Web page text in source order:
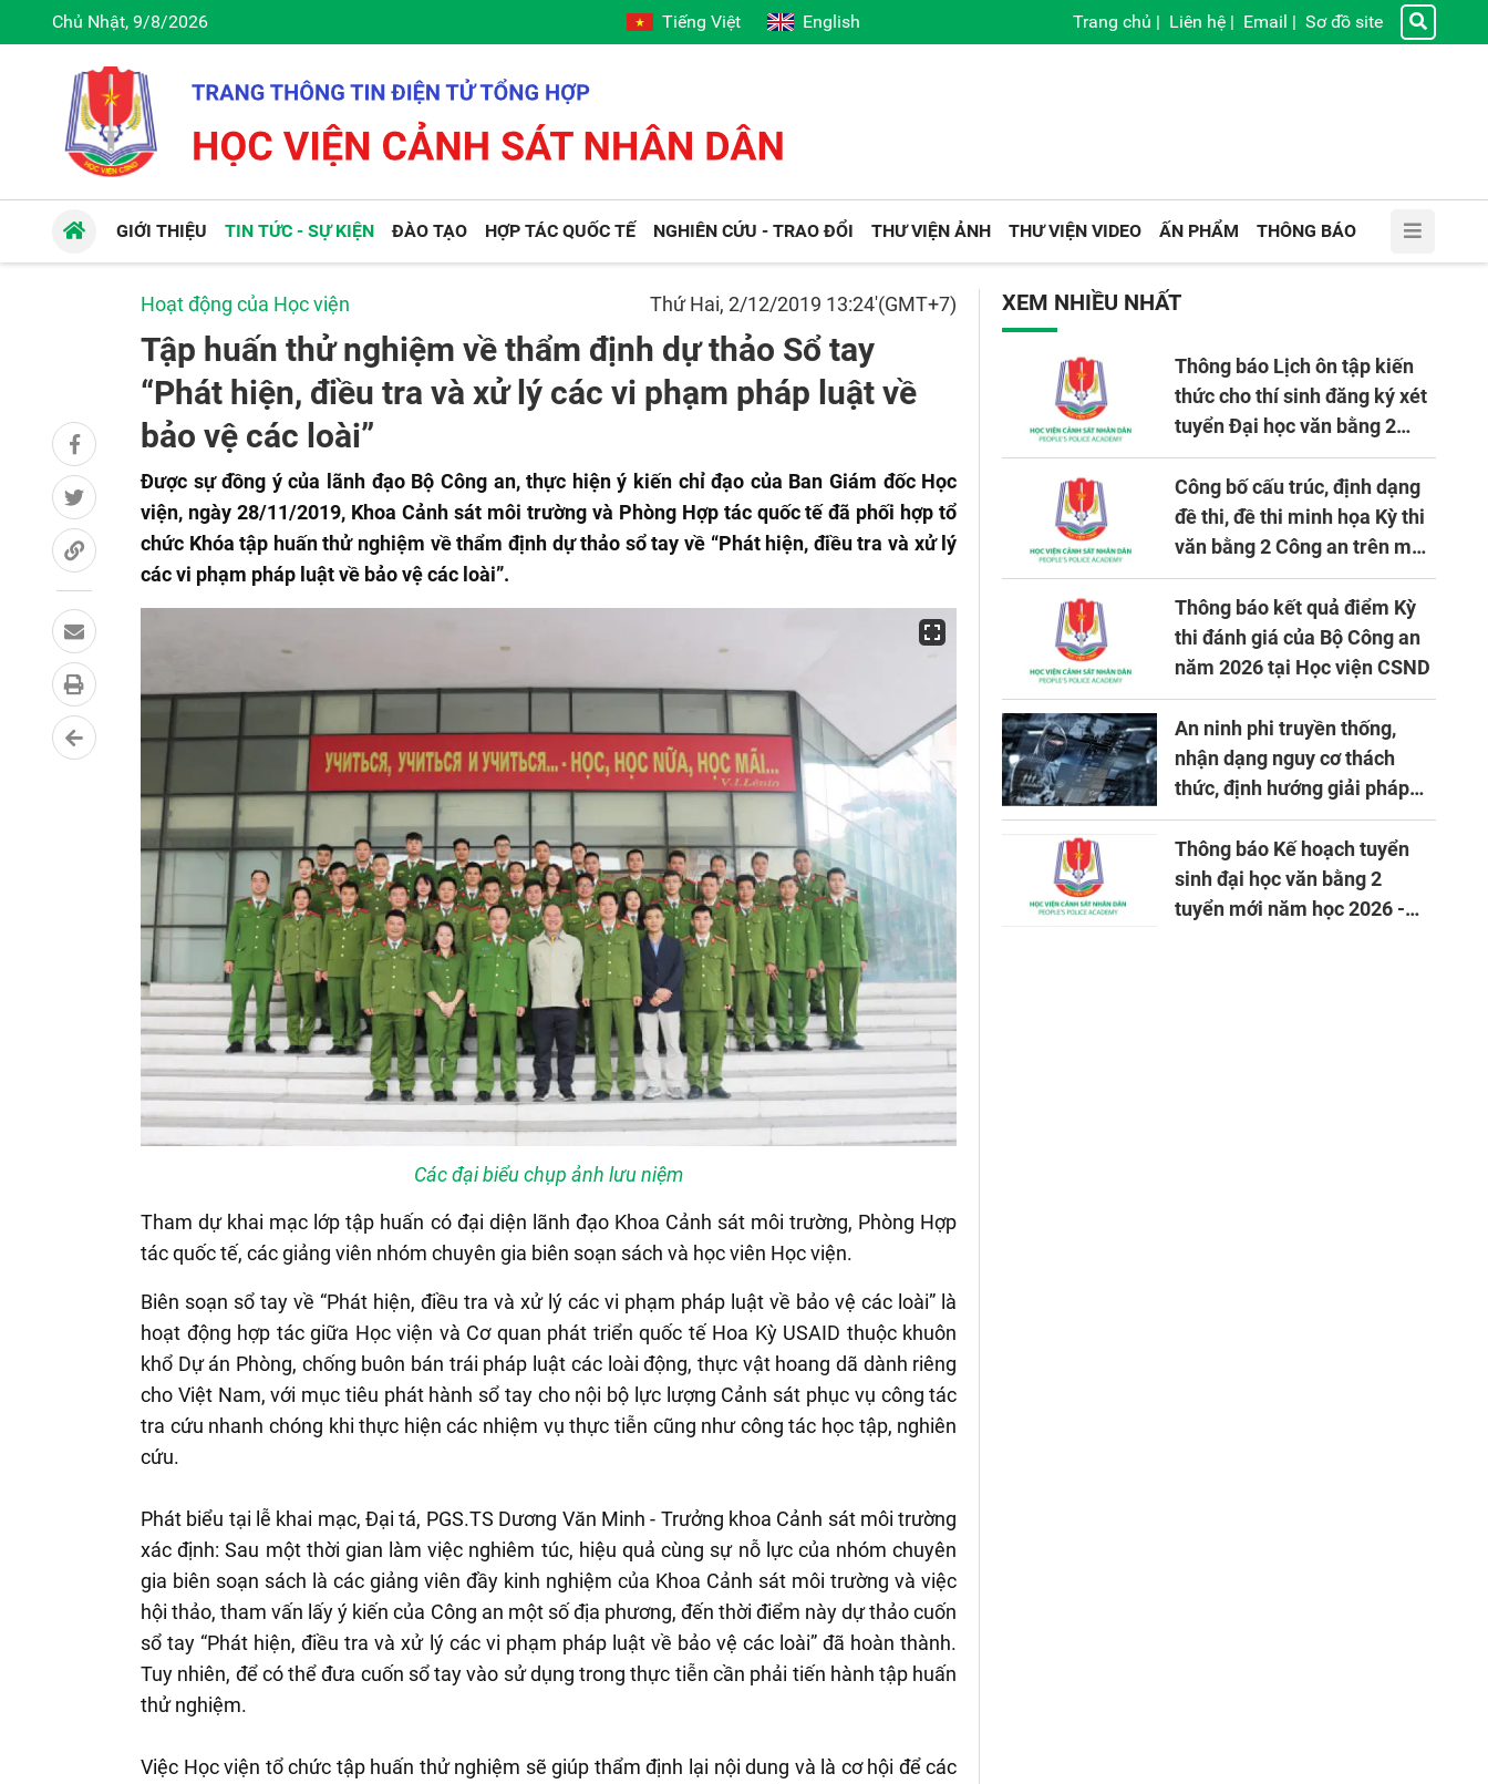
Chủ Nhật, 9/8/2026 Tiếng Việt English Trang chủ | Liên hệ | Email | Sơ đồ site
GIỚI THIỆU TIN TỨC - SỰ KIỆN ĐÀO TẠO HỢP TÁC QUỐC TẾ NGHIÊN CỨU - TRAO ĐỔI THƯ VIỆN ẢNH THƯ VIỆN VIDEO ẤN PHẨM THÔNG BÁO
Hoạt động của Học viện Thứ Hai, 2/12/2019 13:24'(GMT+7)
Tập huấn thử nghiệm về thẩm định dự thảo Sổ tay
“Phát hiện, điều tra và xử lý các vi phạm pháp luật về
bảo vệ các loài”
Được sự đồng ý của lãnh đạo Bộ Công an, thực hiện ý kiến chỉ đạo của Ban Giám đốc Học
viện, ngày 28/11/2019, Khoa Cảnh sát môi trường và Phòng Hợp tác quốc tế đã phối hợp tổ
chức Khóa tập huấn thử nghiệm về thẩm định dự thảo sổ tay về “Phát hiện, điều tra và xử lý
các vi phạm pháp luật về bảo vệ các loài”.
Các đại biểu chụp ảnh lưu niệm
Tham dự khai mạc lớp tập huấn có đại diện lãnh đạo Khoa Cảnh sát môi trường, Phòng Hợp
tác quốc tế, các giảng viên nhóm chuyên gia biên soạn sách và học viên Học viện.
Biên soạn sổ tay về “Phát hiện, điều tra và xử lý các vi phạm pháp luật về bảo vệ các loài” là
hoạt động hợp tác giữa Học viện và Cơ quan phát triển quốc tế Hoa Kỳ USAID thuộc khuôn
khổ Dự án Phòng, chống buôn bán trái pháp luật các loài động, thực vật hoang dã dành riêng
cho Việt Nam, với mục tiêu phát hành sổ tay cho nội bộ lực lượng Cảnh sát phục vụ công tác
tra cứu nhanh chóng khi thực hiện các nhiệm vụ thực tiễn cũng như công tác học tập, nghiên
cứu.
Phát biểu tại lễ khai mạc, Đại tá, PGS.TS Dương Văn Minh - Trưởng khoa Cảnh sát môi trường
xác định: Sau một thời gian làm việc nghiêm túc, hiệu quả cùng sự nỗ lực của nhóm chuyên
gia biên soạn sách là các giảng viên đầy kinh nghiệm của Khoa Cảnh sát môi trường và việc
hội thảo, tham vấn lấy ý kiến của Công an một số địa phương, đến thời điểm này dự thảo cuốn
sổ tay “Phát hiện, điều tra và xử lý các vi phạm pháp luật về bảo vệ các loài” đã hoàn thành.
Tuy nhiên, để có thể đưa cuốn sổ tay vào sử dụng trong thực tiễn cần phải tiến hành tập huấn
thử nghiệm.
Việc Học viện tổ chức tập huấn thử nghiệm sẽ giúp thẩm định lại nội dung và là cơ hội để các
XEM NHIỀU NHẤT
Thông báo Lịch ôn tập kiến
thức cho thí sinh đăng ký xét
tuyển Đại học văn bằng 2
tuyển mới, mở tại Học viện
CSND năm học 2026 - 2027
Công bố cấu trúc, định dạng
đề thi, đề thi minh họa Kỳ thi
văn bằng 2 Công an trên máy
tính
Thông báo kết quả điểm Kỳ
thi đánh giá của Bộ Công an
năm 2026 tại Học viện CSND
An ninh phi truyền thống,
nhận dạng nguy cơ thách
thức, định hướng giải pháp
đảm bảo an ninh quốc gia
trong tình hình hiện nay
Thông báo Kế hoạch tuyển
sinh đại học văn bằng 2
tuyển mới năm học 2026 -